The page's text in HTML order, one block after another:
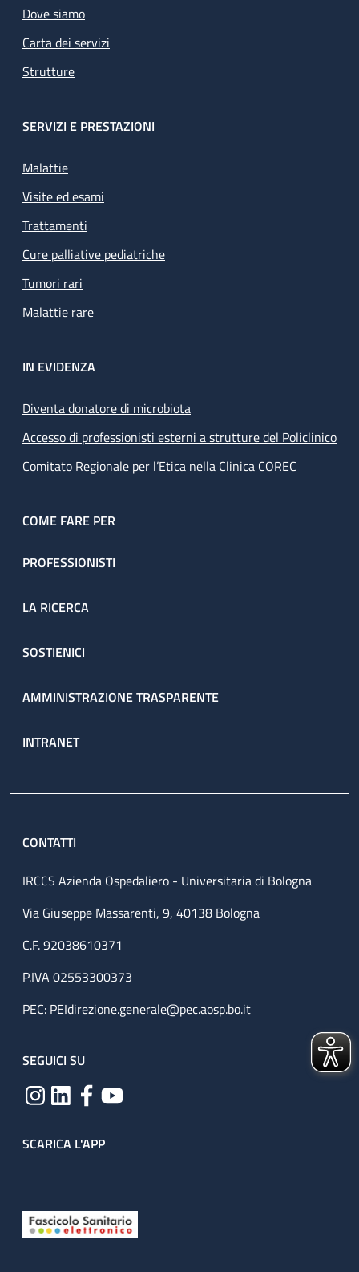
Dove siamo
Carta dei servizi
Strutture
SERVIZI E PRESTAZIONI
Malattie
Visite ed esami
Trattamenti
Cure palliative pediatriche
Tumori rari
Malattie rare
IN EVIDENZA
Diventa donatore di microbiota
Accesso di professionisti esterni a strutture del Policlinico
Comitato Regionale per l’Etica nella Clinica COREC
COME FARE PER
PROFESSIONISTI
LA RICERCA
SOSTIENICI
AMMINISTRAZIONE TRASPARENTE
INTRANET
CONTATTI
IRCCS Azienda Ospedaliero - Universitaria di Bologna
Via Giuseppe Massarenti, 9, 40138 Bologna
C.F. 92038610371
P.IVA 02553300373
PEC: PEIdirezione.generale@pec.aosp.bo.it
SEGUICI SU
SCARICA L'APP